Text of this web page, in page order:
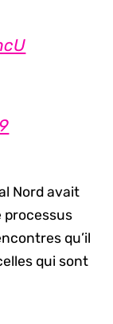
Nord avait
processus
qu’il
qui sont